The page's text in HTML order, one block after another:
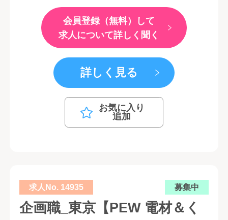
会員登録（無料）して
求人について詳しく聞く
詳しく見る
お気に入り
追加
求人No. 14935 募集中
企画職_東京【PEW 電材＆く